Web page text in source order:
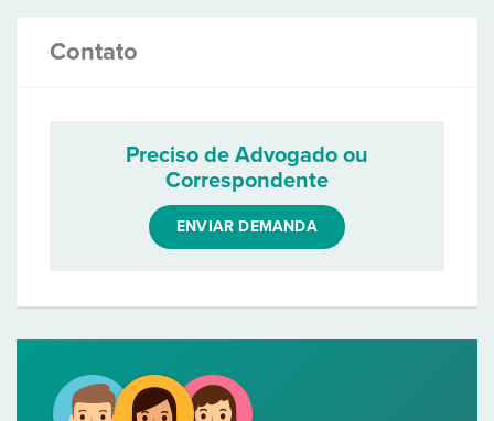
Contato
Preciso de Advogado ou
Correspondente
ENVIAR DEMANDA